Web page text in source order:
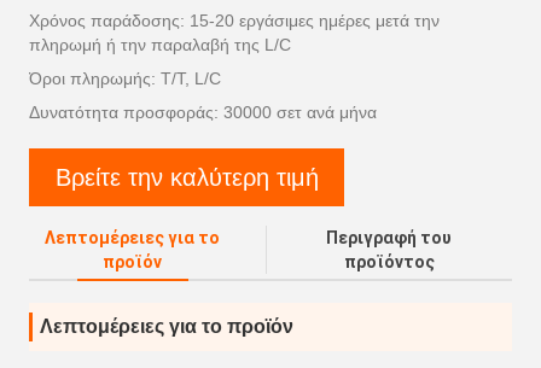
Χρόνος παράδοσης: 15-20 εργάσιμες ημέρες μετά την
πληρωμή ή την παραλαβή της L/C
Όροι πληρωμής: T/T, L/C
Δυνατότητα προσφοράς: 30000 σετ ανά μήνα
Βρείτε την καλύτερη τιμή
Λεπτομέρειες για το
προϊόν
Περιγραφή του
προϊόντος
Λεπτομέρειες για το προϊόν